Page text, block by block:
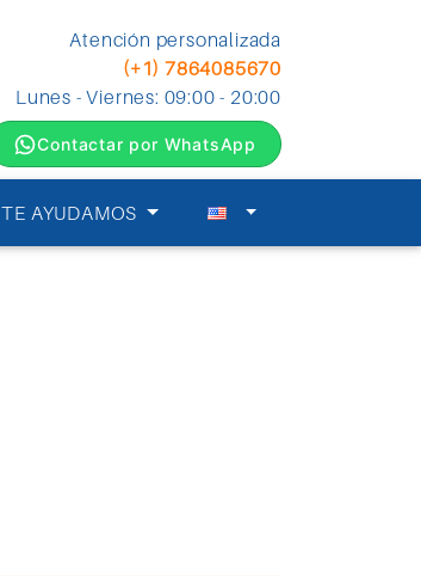
Atención personalizada
(+1) 7864085670
Lunes - Viernes: 09:00 - 20:00
Contactar por WhatsApp
TE AYUDAMOS